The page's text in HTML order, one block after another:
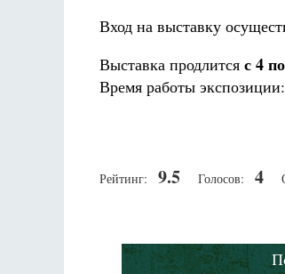
Вход на выставку
Выставка продлится с 4
Время работы экспозиции:
Рейтинг: 9.5 Голосов: 4